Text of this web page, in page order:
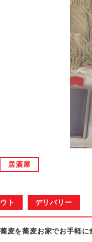
居酒屋
ト デリバリー
麦を蕎麦お家でお手軽